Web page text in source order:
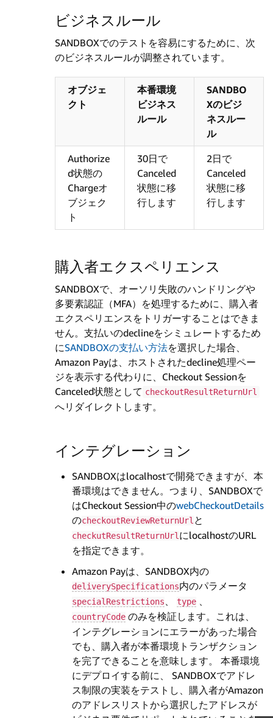
ビジネスルール
SANDBOXでのテストを容易にするために、次
のビジネスルールが調整されています。
オブジェ
クト
本番環境
ビジネス
ルール
SANDBO
Xのビジ
ネスルー
ル
Authorize
d状態の
Chargeオ
ブジェク
ト
30日で
Canceled
状態に移
行します
2日で
Canceled
状態に移
行します
購入者エクスペリエンス
SANDBOXで、オーソリ失敗のハンドリングや
多要素認証（MFA）を処理するために、購入者
エクスペリエンスをトリガーすることはできま
せん。支払いのdeclineをシミュレートするため
にSANDBOXの支払い方法を選択した場合、
Amazon Payは、ホストされたdecline処理ペー
ジを表示する代わりに、Checkout Sessionを
Canceled状態として checkoutResultReturnUrl
へリダイレクトします。
インテグレーション
SANDBOXはlocalhostで開発できますが、本
番環境はできません。つまり、SANDBOXで
はCheckout Session中のwebCheckoutDetails
のcheckoutReviewReturnUrl と
checkutResultReturnUrl にlocalhostのURL
を指定できます。
Amazon Payは、SANDBOX内の
deliverySpecifications内のパラメータ
specialRestrictions type
countryCode のみを検証します。これは、
インテグレーションにエラーがあった場合
でも、購入者が本番環境トランザクション
を完了できることを意味します。 本番環境
にデプロイする前に、 SANDBOXでアドレ
ス制限の実装をテストし、購入者がAmazon
のアドレスリストから選択したアドレスが